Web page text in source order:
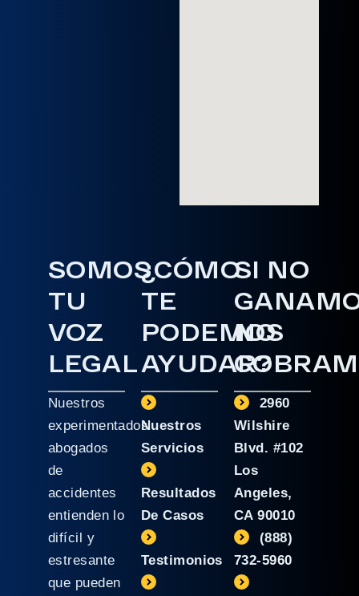
SOMOS
TU
VOZ
LEGAL
Nuestros
experimentados
abogados
de
accidentes
entienden lo
difícil y
estresante
que pueden
¿CÓMO
TE
PODEMOS
AYUDAR?
Nuestros
Servicios
Resultados
De Casos
Testimonios
SI NO
NO
2960
Wilshire
Blvd. #102
Los
Angeles,
CA 90010
(888)
732-5960